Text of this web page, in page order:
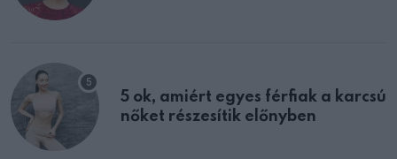
5 ok, amiért egyes férfiak a karcsú
nőket részesítik előnyben